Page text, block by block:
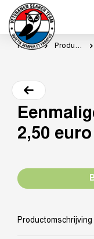
Home Productcategorie
2,50 euro
Productomschrijving